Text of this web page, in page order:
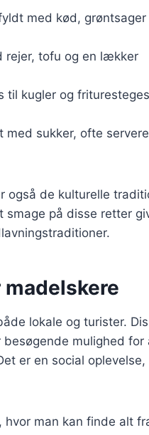
med kød, grøntsager
rejer, tofu og en lækker
til kugler og
med sukker, ofte
også de kulturelle
smage på disse retter
lokale og turister.
mulighed for
er en social oplevelse,
man kan finde alt